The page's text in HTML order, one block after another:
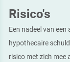
Risico's
Een nadeel van
hypothecaire
risico met zich mee